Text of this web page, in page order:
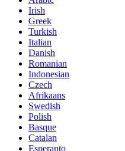
Irish
Greek
Turkish
Italian
Danish
Romanian
Indonesian
Czech
Afrikaans
Swedish
Polish
Basque
Catalan
Esperanto